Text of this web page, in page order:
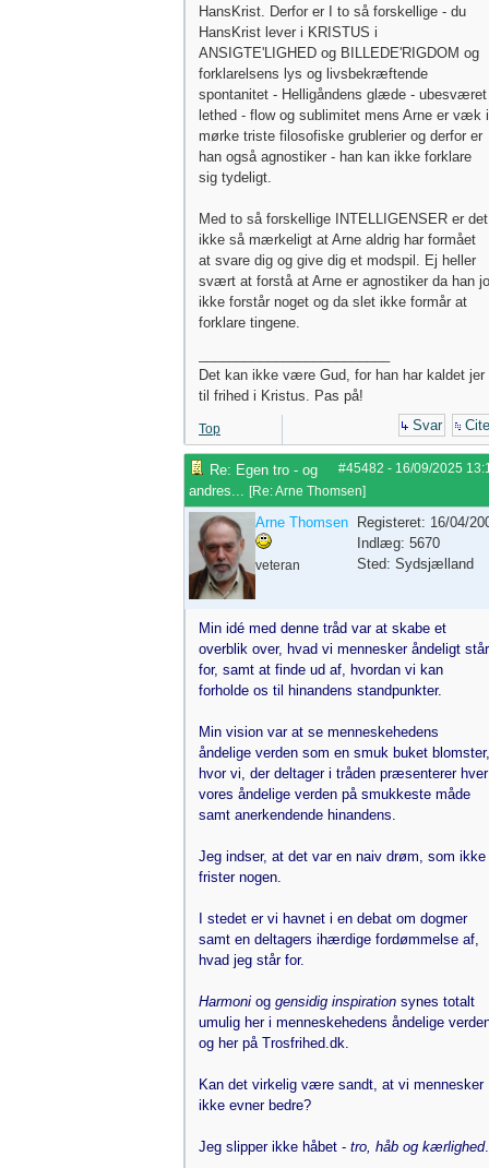
HansKrist. Derfor er I to så forskellige - du
HansKrist lever i KRISTUS i
ANSIGTE'LIGHED og BILLEDE'RIGDOM og
forklarelsens lys og livsbekræftende
spontanitet - Helligåndens glæde - ubesværet
lethed - flow og sublimitet mens Arne er væk i
mørke triste filosofiske grublerier og derfor er
han også agnostiker - han kan ikke forklare
sig tydeligt.
Med to så forskellige INTELLIGENSER er det
ikke så mærkeligt at Arne aldrig har formået
at svare dig og give dig et modspil. Ej heller
svært at forstå at Arne er agnostiker da han jo
ikke forstår noget og da slet ikke formår at
forklare tingene.
Det kan ikke være Gud, for han har kaldet jer
til frihed i Kristus. Pas på!
Top Svar
#45482 - 16/09/2025
Re: Egen tro - og
andres... [Re: Arne Thomsen]
Arne Thomsen
veteran
Registeret: 16/04/
Indlæg: 5670
Sted: Sydsjælland
Min idé med denne tråd var at skabe et
overblik over, hvad vi mennesker åndeligt står
for, samt at finde ud af, hvordan vi kan
forholde os til hinandens standpunkter.
Min vision var at se menneskehedens
åndelige verden som en smuk buket blomster,
hvor vi, der deltager i tråden præsenterer hver
vores åndelige verden på smukkeste måde
samt anerkendende hinandens.
Jeg indser, at det var en naiv drøm, som ikke
frister nogen.
I stedet er vi havnet i en debat om dogmer
samt en deltagers ihærdige fordømmelse af,
hvad jeg står for.
Harmoni og gensidig inspiration synes totalt
umulig her i menneskehedens åndelige
og her på Trosfrihed.dk.
Kan det virkelig være sandt, at vi mennesker
ikke evner bedre?
Jeg slipper ikke håbet - tro, håb og kærlighed.